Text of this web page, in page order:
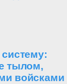
тылом,
войсками